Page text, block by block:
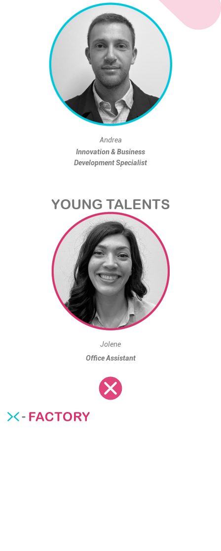
Andrea
Innovation & Business
Development Specialist
YOUNG TALENTS
Jolene
Office Assistant